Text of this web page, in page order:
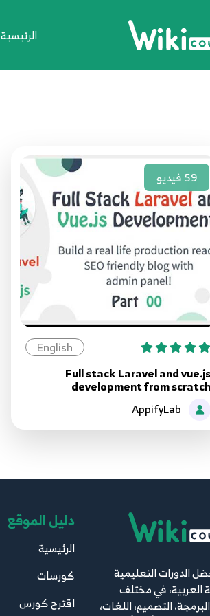
الرئيسية
59فيديو
English
Full stack Laravel and vue.js
development from scratch
الدورات التعليمية
العربية، في مختلف
التصميم، اللغات،
دليل الموقع
الرئيسية
كورسات
اقترح كورس